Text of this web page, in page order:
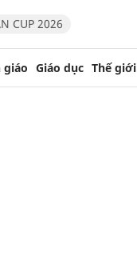
CUP 2026
giáo Giáo dục Thế giới